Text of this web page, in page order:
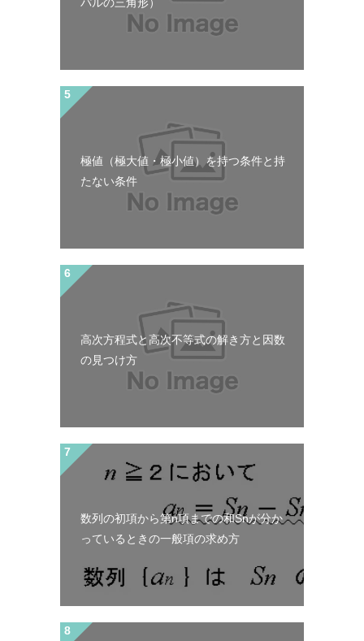
極値（極大値・極小値）を持つ条件と持
たない条件
高次方程式と高次不等式の解き方と因数
の見つけ方
数列の初項から第n項までの和Snが分か
っているときの一般項の求め方